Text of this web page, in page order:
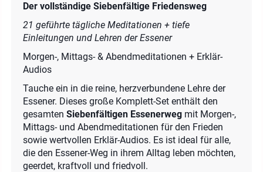
Der vollständige Siebenfältige Friedensweg
21 geführte tägliche Meditationen + tiefe
Einleitungen und Lehren der Essener
Morgen-, Mittags- & Abendmeditationen + Erklär-
Audios
Tauche ein in die reine, herzverbundene Lehre der
Essener. Dieses große Komplett-Set enthält den
gesamten Siebenfältigen Essenerweg mit Morgen-,
Mittags- und Abendmeditationen für den Frieden
sowie wertvollen Erklär-Audios. Es ist ideal für alle,
die den Essener-Weg in ihrem Alltag leben möchten,
geerdet, kraftvoll und friedvoll.